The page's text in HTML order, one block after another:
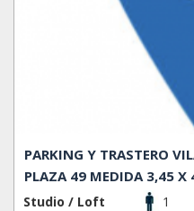
PARKING Y TRASTERO
PLAZA 49 MEDIDA 3,45 X
Studio / Loft 1